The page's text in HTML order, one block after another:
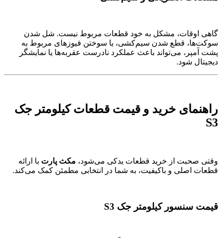
گاهی اوقات، مشکل به خود قطعات مربوط نیست. شل شدن
سوکت‌ها، قطع شدن سیم‌کشی، یا سوختن فیوزهای مربوط به
پشت آمپر، می‌تواند باعث عملکرد نادرست عقربه‌ها یا نمایشگر
دیجیتال شود.
راهنمای خرید و قیمت قطعات کیلومتر جک
S3
وقتی صحبت از خرید قطعات یدکی می‌شود، مکث پارت با ارائه
قطعات اصلی و باکیفیت، به شما در انتخابی مطمئن کمک می‌کند.
قیمت سنسور کیلومتر جک S3